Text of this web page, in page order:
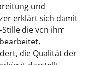
und
erklärt sich damit
die von ihm
die Qualität der